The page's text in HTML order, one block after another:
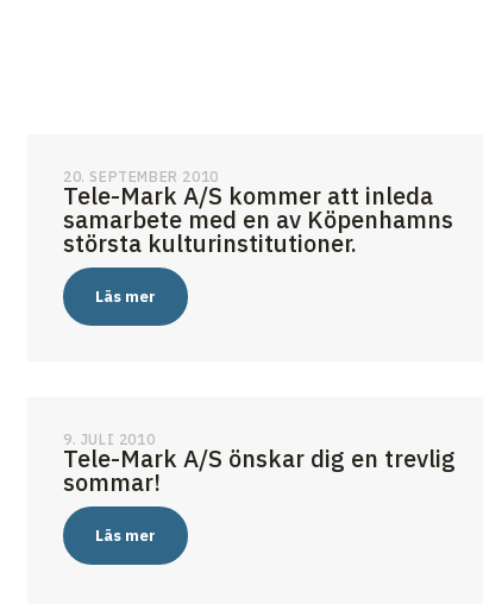
20. SEPTEMBER 2010
Tele-Mark A/S kommer att inleda
samarbete med en av Köpenhamns
största kulturinstitutioner.
Läs mer
9. JULI 2010
Tele-Mark A/S önskar dig en trevlig
sommar!
Läs mer